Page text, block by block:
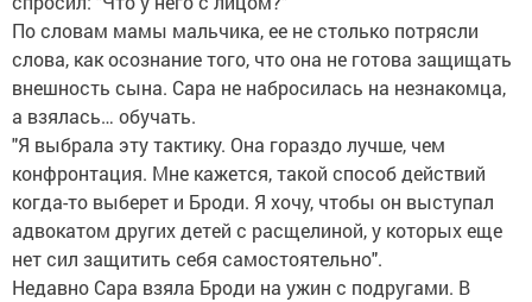
По словам мамы мальчика, ее не столько потрясли
слова, как осознание того, что она не готова защищать
внешность сына. Сара не набросилась на незнакомца,
а взялась… обучать.
"Я выбрала эту тактику. Она гораздо лучше, чем
конфронтация. Мне кажется, такой способ действий
когда-то выберет и Броди. Я хочу, чтобы он выступал
адвокатом других детей с расщелиной, у которых еще
нет сил защитить себя самостоятельно".
Недавно Сара взяла Броди на ужин с подругами. В